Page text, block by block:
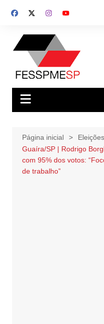
para
conteúdo
Página inicial
Guaíra/SP | Rodrigo
com 95% dos votos:
de trabalho”